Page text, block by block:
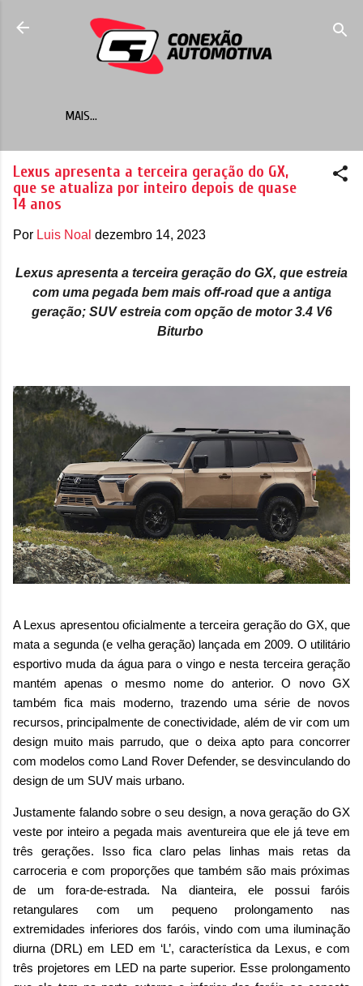
Pular para o conteúdo principal
MAIS…
Lexus apresenta a terceira geração do GX,
que se atualiza por inteiro depois de quase
14 anos
Por Luis Noal dezembro 14, 2023
Lexus apresenta a terceira geração do GX, que estreia
com uma pegada bem mais off-road que a antiga
geração; SUV estreia com opção de motor 3.4 V6
Biturbo
A Lexus apresentou oficialmente a terceira geração do GX, que
mata a segunda (e velha geração) lançada em 2009. O utilitário
esportivo muda da água para o vingo e nesta terceira geração
mantém apenas o mesmo nome do anterior. O novo GX
também fica mais moderno, trazendo uma série de novos
recursos, principalmente de conectividade, além de vir com um
design muito mais parrudo, que o deixa apto para concorrer
com modelos como Land Rover Defender, se desvinculando do
design de um SUV mais urbano.
Justamente falando sobre o seu design, a nova geração do GX
veste por inteiro a pegada mais aventureira que ele já teve em
três gerações. Isso fica claro pelas linhas mais retas da
carroceria e com proporções que também são mais próximas
de um fora-de-estrada. Na dianteira, ele possui faróis
retangulares com um pequeno prolongamento nas
extremidades inferiores dos faróis, vindo com uma iluminação
diurna (DRL) em LED em ‘L’, característica da Lexus, e com
três projetores em LED na parte superior. Esse prolongamento